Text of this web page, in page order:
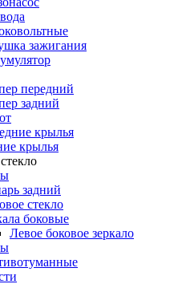
зажигания
передний
задний
крылья
крылья
задний
стекло
боковые
Левое боковое зеркало